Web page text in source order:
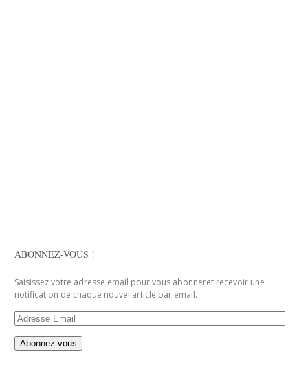
ABONNEZ-VOUS !
Saisissez votre adresse email pour vous abonneret recevoir une
notification de chaque nouvel article par email.
Adresse
Email